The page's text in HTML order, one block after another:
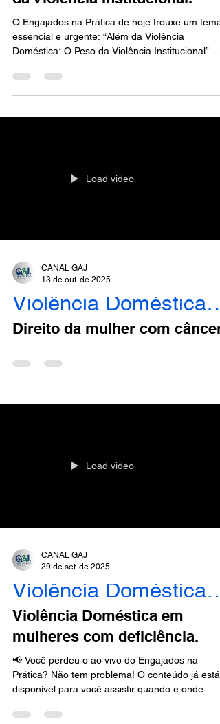
O Engajados na Prática de hoje trouxe um tema
essencial e urgente: “Além da Violência
Doméstica: O Peso da Violência Institucional” —
desafios e os impactos que mulheres enfrentam
não apenas dentro de casa, mas também nas
Load video
CANAL GAJ
13 de out. de 2025
Violência Doméstica - Engajados
Direito da mulher com câncer
Load video
CANAL GAJ
29 de set. de 2025
Violência Doméstica - Engajados
Violência Doméstica em
mulheres com deficiência.
📢 Você perdeu o ao vivo do Engajados na
Prática? Não tem problema! O conteúdo já está
disponível para você assistir quando e onde...